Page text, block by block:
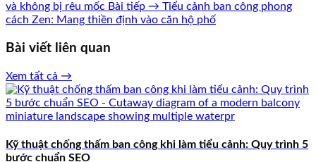
và không bị rêu mốc Bài tiếp → Tiểu cảnh ban công phong
cách Zen: Mang thiền định vào căn hộ phố
Bài viết liên quan
Xem tất cả →
Kỹ thuật chống thấm ban công khi làm tiểu cảnh: Quy trình 5
bước chuẩn SEO